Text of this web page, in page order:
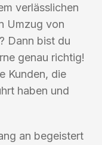
verlässlichen
Umzug von
Dann bist du
genau richtig!
Kunden, die
haben und
an begeistert